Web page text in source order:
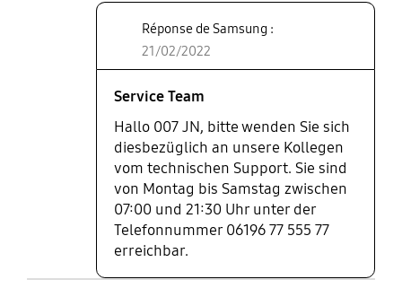
Réponse de Samsung :
21/02/2022
Service Team
Hallo 007 JN, bitte wenden Sie sich
diesbezüglich an unsere Kollegen
vom technischen Support. Sie sind
von Montag bis Samstag zwischen
07:00 und 21:30 Uhr unter der
Telefonnummer 06196 77 555 77
erreichbar.